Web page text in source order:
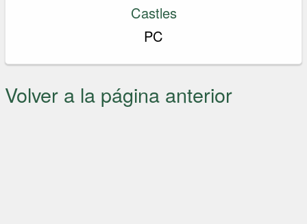
Castles
PC
Volver a la página anterior